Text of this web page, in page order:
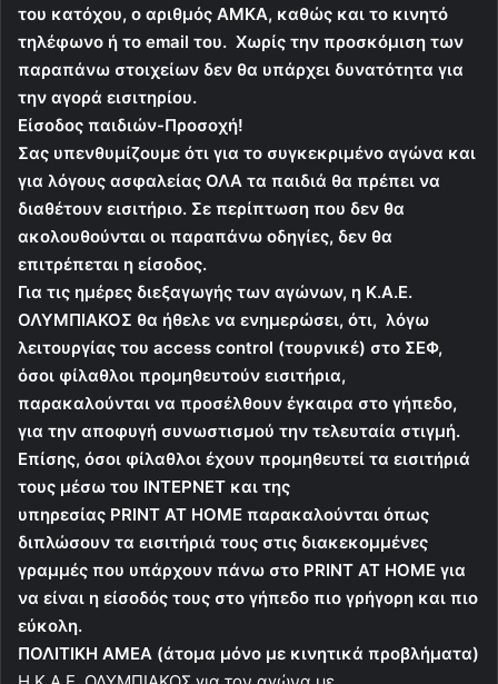
του κατόχου, ο αριθμός ΑΜΚΑ, καθώς και το κινητό
τηλέφωνο ή το email του. Χωρίς την προσκόμιση των
παραπάνω στοιχείων δεν θα υπάρχει δυνατότητα για
την αγορά εισιτηρίου.
Είσοδος παιδιών-Προσοχή!
Σας υπενθυμίζουμε ότι για το συγκεκριμένο αγώνα και
για λόγους ασφαλείας ΟΛΑ τα παιδιά θα πρέπει να
διαθέτουν εισιτήριο. Σε περίπτωση που δεν θα
ακολουθούνται οι παραπάνω οδηγίες, δεν θα
επιτρέπεται η είσοδος.
Για τις ημέρες διεξαγωγής των αγώνων, η Κ.Α.Ε.
ΟΛΥΜΠΙΑΚΟΣ θα ήθελε να ενημερώσει, ότι, λόγω
λειτουργίας του access control (τουρνικέ) στο ΣΕΦ,
όσοι φίλαθλοι προμηθευτούν εισιτήρια,
παρακαλούνται να προσέλθουν έγκαιρα στο γήπεδο,
για την αποφυγή συνωστισμού την τελευταία στιγμή.
Επίσης, όσοι φίλαθλοι έχουν προμηθευτεί τα εισιτήριά
τους μέσω του ΙΝΤΕΡΝΕΤ και της
υπηρεσίας PRINT AT HOME παρακαλούνται όπως
διπλώσουν τα εισιτήριά τους στις διακεκομμένες
γραμμές που υπάρχουν πάνω στο PRINT AT HOME για
να είναι η είσοδός τους στο γήπεδο πιο γρήγορη και πιο
εύκολη.
ΠΟΛΙΤΙΚΗ ΑΜΕΑ (άτομα μόνο με κινητικά προβλήματα)